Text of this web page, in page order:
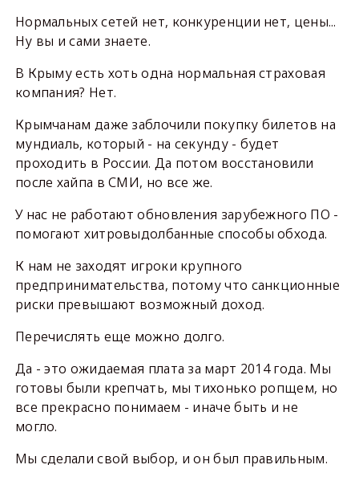
Нормальных сетей нет, конкуренции нет, цены...
Ну вы и сами знаете.
В Крыму есть хоть одна нормальная страховая
компания? Нет.
Крымчанам даже заблочили покупку билетов на
мундиаль, который - на секунду - будет
проходить в России. Да потом восстановили
после хайпа в СМИ, но все же.
У нас не работают обновления зарубежного ПО -
помогают хитровыдолбанные способы обхода.
К нам не заходят игроки крупного
предпринимательства, потому что санкционные
риски превышают возможный доход.
Перечислять еще можно долго.
Да - это ожидаемая плата за март 2014 года. Мы
готовы были крепчать, мы тихонько ропщем, но
все прекрасно понимаем - иначе быть и не
могло.
Мы сделали свой выбор, и он был правильным.